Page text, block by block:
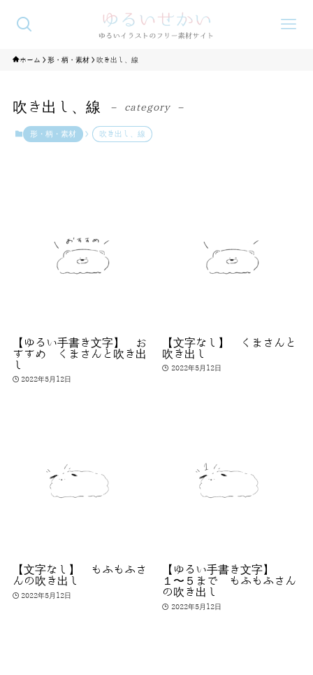
ホーム 形・柄・素材 吹き出し、線
吹き出し、線 – category –
形・柄・素材 吹き出し、線
【ゆるい手書き文字】 お
すすめ くまさんと吹き出
し
2022年5月12日
【文字なし】 くまさんと
吹き出し
2022年5月12日
【文字なし】 もふもふさ
んの吹き出し
2022年5月12日
【ゆるい手書き文字】
１〜５まで もふもふさん
の吹き出し
2022年5月12日